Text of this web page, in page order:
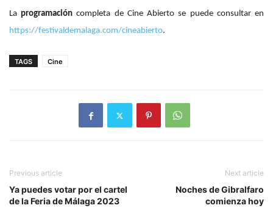
La programación completa de Cine Abierto se puede consultar en
https://festivaldemalaga.com/cineabierto.
TAGS Cine
Previous article
Ya puedes votar por el cartel
de la Feria de Málaga 2023
Next article
Noches de Gibralfaro
comienza hoy